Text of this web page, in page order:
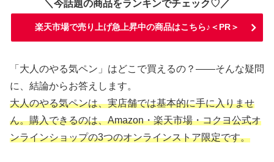
＼今話題の商品をランキンでチェック♡／
楽天市場で売り上げ急上昇中の商品はこちら♪＜PR＞
「大人のやる気ペン」はどこで買えるの？――そんな疑問
に、結論からお答えします。
大人のやる気ペンは、実店舗では基本的に手に入りませ
ん。購入できるのは、Amazon・楽天市場・コクヨ公式オ
ンラインショップの3つのオンラインストア限定です。